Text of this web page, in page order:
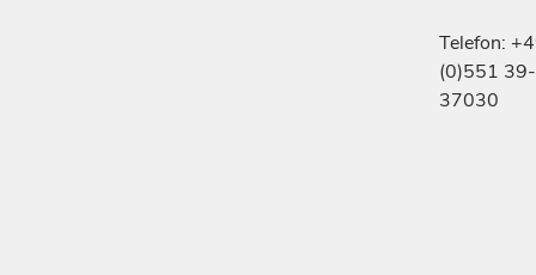
Telefon:
(0)551 39-
37030